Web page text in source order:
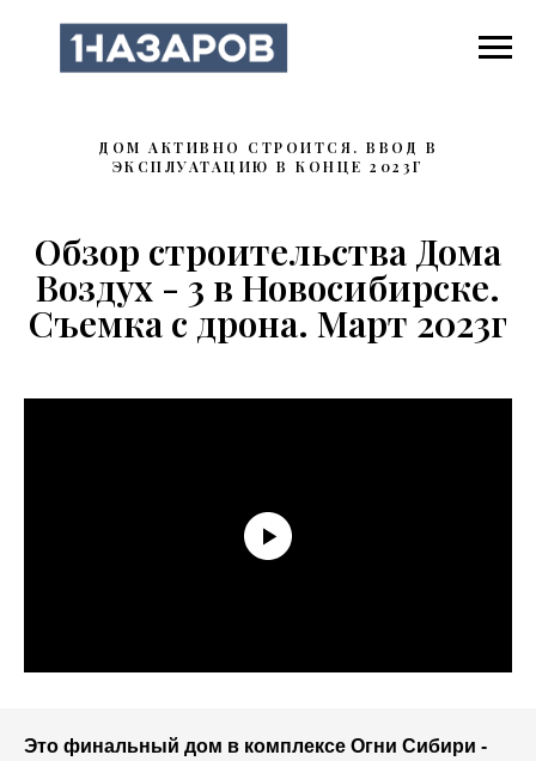
ДОМ АКТИВНО СТРОИТСЯ. ВВОД В
ЭКСПЛУАТАЦИЮ В КОНЦЕ 2023Г
Обзор строительства Дома
Воздух - 3 в Новосибирске.
Съемка с дрона. Март 2023г
Это финальный дом в комплексе Огни Сибири -